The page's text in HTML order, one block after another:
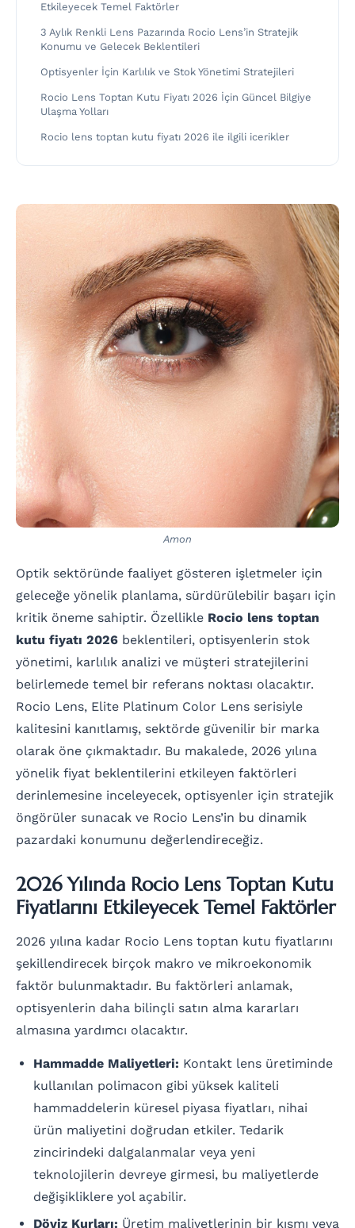
Etkileyecek Temel Faktörler
3 Aylık Renkli Lens Pazarında Rocio Lens’in Stratejik
Konumu ve Gelecek Beklentileri
Optisyenler İçin Karlılık ve Stok Yönetimi Stratejileri
Rocio Lens Toptan Kutu Fiyatı 2026 İçin Güncel Bilgiye
Ulaşma Yolları
Rocio lens toptan kutu fiyatı 2026 ile ilgili icerikler
Amon
Optik sektöründe faaliyet gösteren işletmeler için
geleceğe yönelik planlama, sürdürülebilir başarı için
kritik öneme sahiptir. Özellikle Rocio lens toptan
kutu fiyatı 2026 beklentileri, optisyenlerin stok
yönetimi, karlılık analizi ve müşteri stratejilerini
belirlemede temel bir referans noktası olacaktır.
Rocio Lens, Elite Platinum Color Lens serisiyle
kalitesini kanıtlamış, sektörde güvenilir bir marka
olarak öne çıkmaktadır. Bu makalede, 2026 yılına
yönelik fiyat beklentilerini etkileyen faktörleri
derinlemesine inceleyecek, optisyenler için stratejik
öngörüler sunacak ve Rocio Lens’in bu dinamik
pazardaki konumunu değerlendireceğiz.
2026 Yılında Rocio Lens Toptan Kutu
Fiyatlarını Etkileyecek Temel Faktörler
2026 yılına kadar Rocio Lens toptan kutu fiyatlarını
şekillendirecek birçok makro ve mikroekonomik
faktör bulunmaktadır. Bu faktörleri anlamak,
optisyenlerin daha bilinçli satın alma kararları
almasına yardımcı olacaktır.
Hammadde Maliyetleri: Kontakt lens üretiminde
kullanılan polimacon gibi yüksek kaliteli
hammaddelerin küresel piyasa fiyatları, nihai
ürün maliyetini doğrudan etkiler. Tedarik
zincirindeki dalgalanmalar veya yeni
teknolojilerin devreye girmesi, bu maliyetlerde
değişikliklere yol açabilir.
Döviz Kurları: Üretim maliyetlerinin bir kısmı veya